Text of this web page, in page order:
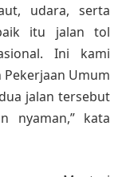
udara, serta
itu jalan tol
Ini kami
Umum
jalan tersebut
nyaman,” kata